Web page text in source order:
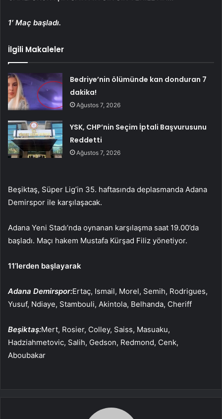
1′ Maç başladı.
İlgili Makaleler
Bedriye’nin ölümünde kan donduran 7
dakika!
Ağustos 7, 2026
YSK, CHP’nin Seçim İptali Başvurusunu
Reddetti
Ağustos 7, 2026
Beşiktaş, Süper Lig’in 35. haftasında deplasmanda Adana
Demirspor ile karşılaşacak.
Adana Yeni Stadı’nda oynanan karşılaşma saat 19.00’da
başladı. Maçı hakem Mustafa Kürşad Filiz yönetiyor.
11’lerden başlayarak
Adana Demirspor:Ertaç, Ismail, Morel, Semih, Rodrigues,
Yusuf, Ndiaye, Stambouli, Akintola, Belhanda, Cheriff
Beşiktaş:Mert, Rosier, Colley, Saiss, Masuaku,
Hadziahmetovic, Salih, Gedson, Redmond, Cenk,
Aboubakar